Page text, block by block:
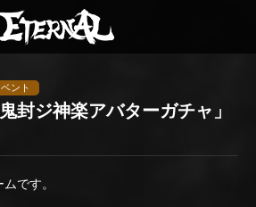
ント
封ジ神楽アバターガチャ」
です。